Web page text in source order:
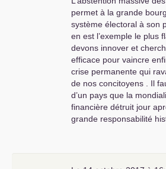
permet à la grande
système électoral à son
en est l’exemple le plus
devons innover et
efficace pour vaincre
crise permanente qui
de nos concitoyens . Il
d’un pays que la
financière détruit jour
grande responsabilité